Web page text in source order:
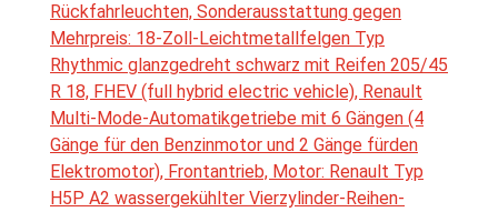
Rückfahrleuchten, Sonderausstattung gegen
Mehrpreis: 18-Zoll-Leichtmetallfelgen Typ
Rhythmic glanzgedreht schwarz mit Reifen 205/45
R 18, FHEV (full hybrid electric vehicle), Renault
Multi-Mode-Automatikgetriebe mit 6 Gängen (4
Gänge für den Benzinmotor und 2 Gänge fürden
Elektromotor), Frontantrieb, Motor: Renault Typ
H5P A2 wassergekühlter Vierzylinder-Reihen-